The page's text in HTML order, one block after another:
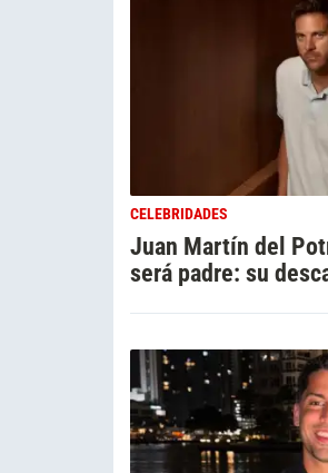
CELEBRIDADES
Juan Martín del
será padre: su